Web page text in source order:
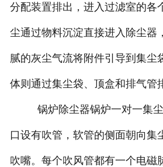
分配装置排出，进入过滤室的各
尘通过物料沉淀直接进入除尘器
腻的灰尘气流将附件引导到集尘
体则通过集尘袋、顶盒和排气管
锅炉除尘器锅炉一对一集
口设有吹管，软管的侧面朝向集
吹嘴。每个吹风管都有一个电磁